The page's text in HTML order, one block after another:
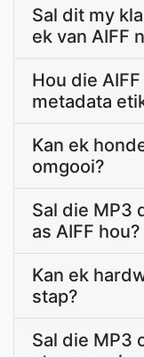
Sal dit my
ek van AIFF
Hou die
metadata
Kan ek
omgooi?
Sal die MP3
as AIFF hou?
Kan ek
stap?
Sal die MP3